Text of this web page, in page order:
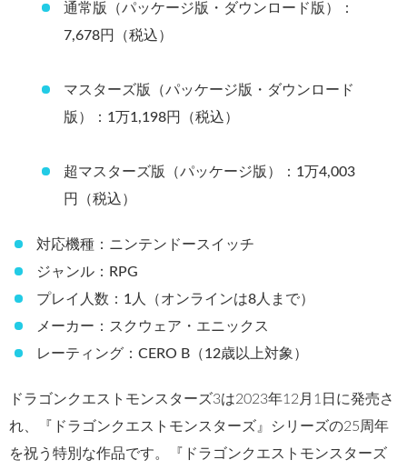
通常版（パッケージ版・ダウンロード版）：
7,678円（税込）
マスターズ版（パッケージ版・ダウンロード
版）：1万1,198円（税込）
超マスターズ版（パッケージ版）：1万4,003
円（税込）
対応機種：ニンテンドースイッチ
ジャンル：RPG
プレイ人数：1人（オンラインは8人まで）
メーカー：スクウェア・エニックス
レーティング：CERO B（12歳以上対象）
ドラゴンクエストモンスターズ3は2023年12月1日に発売さ
れ、『ドラゴンクエストモンスターズ』シリーズの25周年
を祝う特別な作品です。『ドラゴンクエストモンスターズ